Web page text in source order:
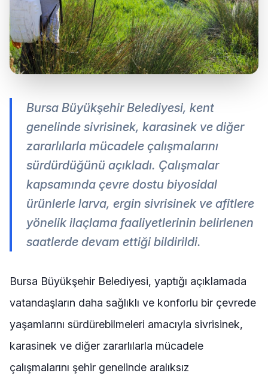
Bursa Büyükşehir Belediyesi, kent
genelinde sivrisinek, karasinek ve diğer
zararlılarla mücadele çalışmalarını
sürdürdüğünü açıkladı. Çalışmalar
kapsamında çevre dostu biyosidal
ürünlerle larva, ergin sivrisinek ve afitlere
yönelik ilaçlama faaliyetlerinin belirlenen
saatlerde devam ettiği bildirildi.
Bursa Büyükşehir Belediyesi, yaptığı açıklamada
vatandaşların daha sağlıklı ve konforlu bir çevrede
yaşamlarını sürdürebilmeleri amacıyla sivrisinek,
karasinek ve diğer zararlılarla mücadele
çalışmalarını şehir genelinde aralıksız